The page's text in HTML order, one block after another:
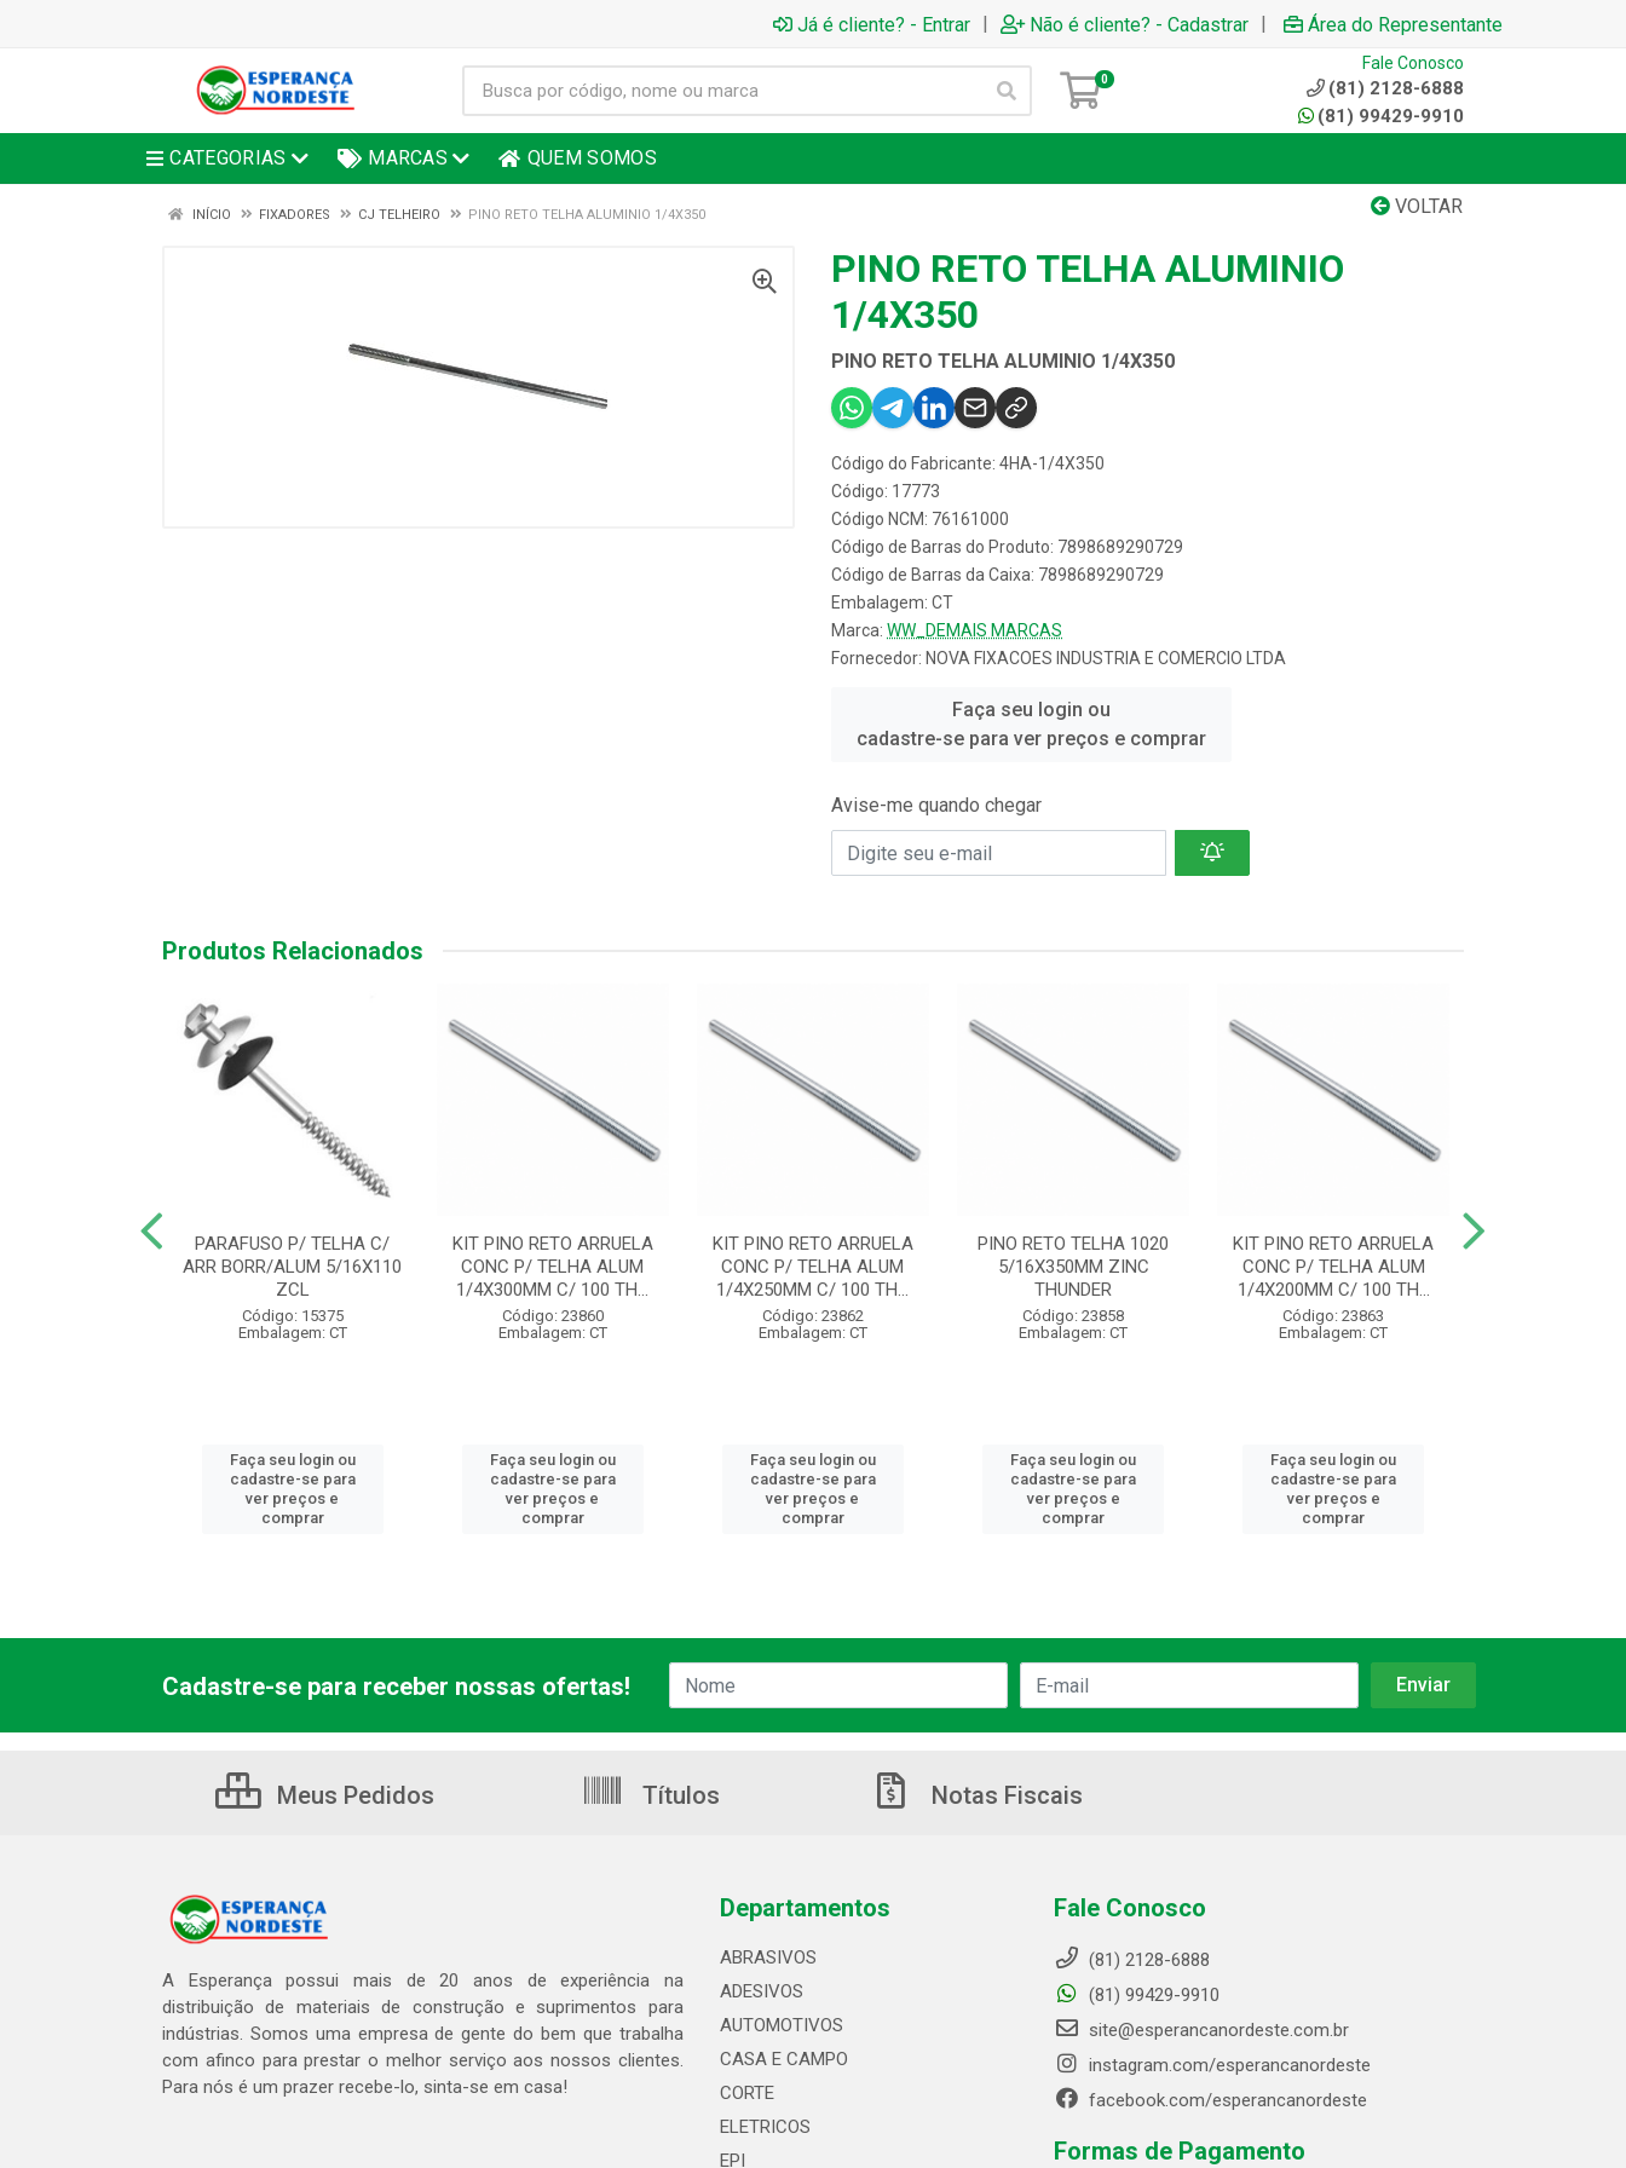
Já é cliente? - Entrar | Não é cliente? - Cadastrar | Área do Representante
0
Fale Conosco
(81) 2128-6888
(81) 99429-9910
CATEGORIAS MARCAS QUEM SOMOS
VOLTAR
INÍCIO FIXADORES CJ TELHEIRO PINO RETO TELHA ALUMINIO 1/4X350
PINO RETO TELHA ALUMINIO
1/4X350
PINO RETO TELHA ALUMINIO 1/4X350
Código do Fabricante: 4HA-1/4X350
Código: 17773
Código NCM: 76161000
Código de Barras do Produto: 7898689290729
Código de Barras da Caixa: 7898689290729
Embalagem: CT
Marca: WW_DEMAIS MARCAS
Fornecedor: NOVA FIXACOES INDUSTRIA E COMERCIO LTDA
Faça seu login ou
cadastre-se para ver preços e comprar
Avise-me quando chegar
Produtos Relacionados
PARAFUSO P/ TELHA C/
ARR BORR/ALUM 5/16X110
ZCL
Código: 15375
Embalagem: CT
Faça seu login ou
cadastre-se para
ver preços e
comprar
KIT PINO RETO ARRUELA
CONC P/ TELHA ALUM
1/4X300MM C/ 100 TH...
Código: 23860
Embalagem: CT
Faça seu login ou
cadastre-se para
ver preços e
comprar
KIT PINO RETO ARRUELA
CONC P/ TELHA ALUM
1/4X250MM C/ 100 TH...
Código: 23862
Embalagem: CT
Faça seu login ou
cadastre-se para
ver preços e
comprar
PINO RETO TELHA 1020
5/16X350MM ZINC
THUNDER
Código: 23858
Embalagem: CT
Faça seu login ou
cadastre-se para
ver preços e
comprar
KIT PINO RETO ARRUELA
CONC P/ TELHA ALUM
1/4X200MM C/ 100 TH...
Código: 23863
Embalagem: CT
Faça seu login ou
cadastre-se para
ver preços e
comprar
Cadastre-se para receber nossas ofertas!
Meus Pedidos Títulos Notas Fiscais
A Esperança possui mais de 20 anos de experiência na
distribuição de materiais de construção e suprimentos para
indústrias. Somos uma empresa de gente do bem que trabalha
com afinco para prestar o melhor serviço aos nossos clientes.
Para nós é um prazer recebe-lo, sinta-se em casa!
Departamentos
ABRASIVOS
ADESIVOS
AUTOMOTIVOS
CASA E CAMPO
CORTE
ELETRICOS
EPI
Fale Conosco
(81) 2128-6888
(81) 99429-9910
site@esperancanordeste.com.br
instagram.com/esperancanordeste
facebook.com/esperancanordeste
Formas de Pagamento